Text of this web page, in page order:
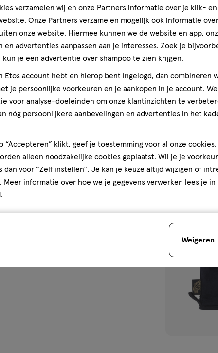
beoordelen
met
3
sterren.
Hiermee
open
je
een
vragenformulier.
beoordelen
met
4
sterren.
Hiermee
open
je
een
vragenformulier.
beoordelen
met
5
sterren.
Hiermee
open
je
een
vragenformulier.
op Recentste
Kwaliteit, 5.0 van 5
5.0
Prijs
Prijs, 5.0 van 5
3.6/5 (5)
3.6
van
5
sterren
van
5
reviews
1
toevoegen
verlanglijst
verzamelen wij en onze Partners informatie over je klik-
Onze Partners verzamelen mogelijk ook informatie
onze website. Hiermee kunnen we de website en app,
en advertenties aanpassen aan je interesses. Zoek je
kun je een advertentie over shampoo te zien krijgen.
Etos account hebt en hierop bent ingelogd, dan combineren
je persoonlijke voorkeuren en je aankopen in je account.
voor analyse-doeleinden om onze klantinzichten te
nóg persoonlijkere aanbevelingen en advertenties in het
“Accepteren” klikt, geef je toestemming voor al onze cookies.
alleen noodzakelijke cookies geplaatst. Wil je je
dan voor “Zelf instellen”. Je kan je keuze altijd wijzigen of
. Meer informatie over hoe we je gegevens verwerken lees je in
.
Weigeren